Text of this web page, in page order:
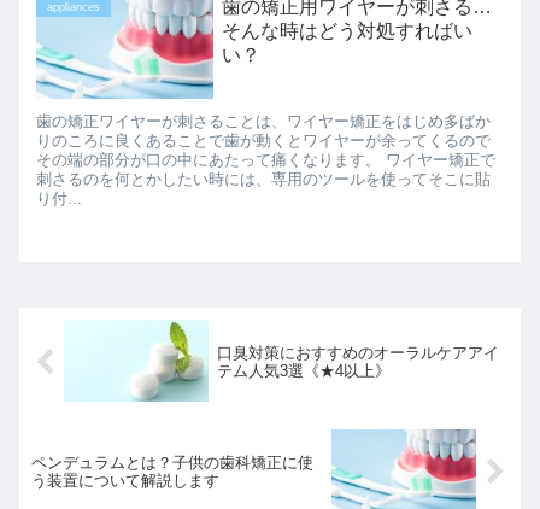
appliances
歯の矯正用ワイヤーが刺さる…
そんな時はどう対処すればい
い？
歯の矯正ワイヤーが刺さることは、ワイヤー矯正をはじめ多ばか
りのころに良くあることで歯が動くとワイヤーが余ってくるので
その端の部分が口の中にあたって痛くなります。 ワイヤー矯正で
刺さるのを何とかしたい時には、専用のツールを使ってそこに貼
り付...
口臭対策におすすめのオーラルケアアイ
テム人気3選《★4以上》
ペンデュラムとは？子供の歯科矯正に使
う装置について解説します